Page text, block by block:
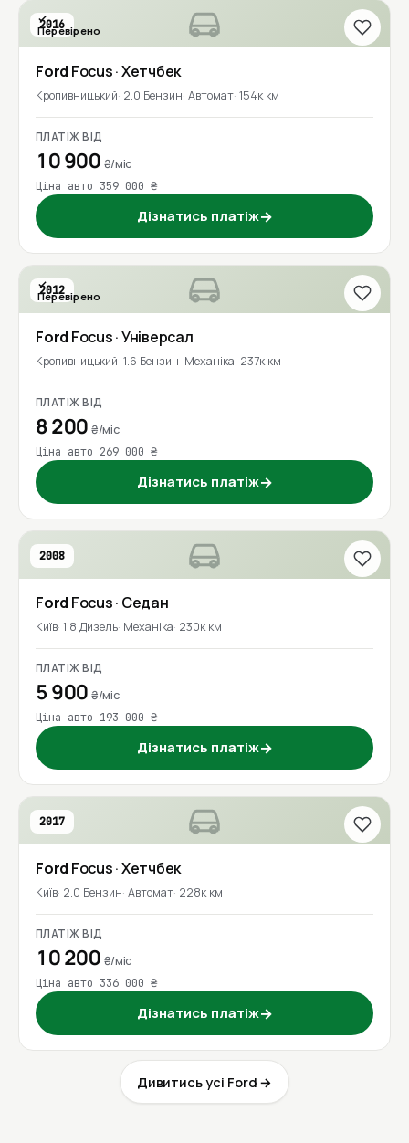
2016
Перевірено
Ford Focus· Хетчбек
Кропивницький 2.0 Бензин Автомат 154к км
ПЛАТІЖ ВІД
10 900 ₴/міс
Ціна авто 359 000 ₴
Дізнатись платіж→
2012
Перевірено
Ford Focus· Універсал
Кропивницький 1.6 Бензин Механіка 237к км
ПЛАТІЖ ВІД
8 200₴/міс
Ціна авто 269 000 ₴
Дізнатись платіж→
2008
Ford Focus· Седан
Київ 1.8 Дизель Механіка 230к км
ПЛАТІЖ ВІД
5 900₴/міс
Ціна авто 193 000 ₴
Дізнатись платіж→
2017
Ford Focus· Хетчбек
Київ 2.0 Бензин Автомат 228к км
ПЛАТІЖ ВІД
10 200 ₴/міс
Ціна авто 336 000 ₴
Дізнатись платіж→
Дивитись усі Ford →